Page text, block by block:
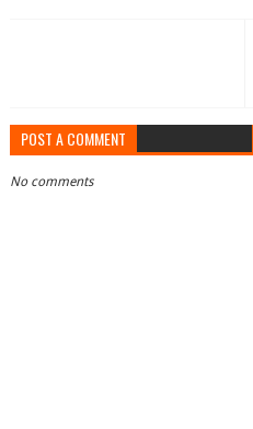
POST A COMMENT
No comments